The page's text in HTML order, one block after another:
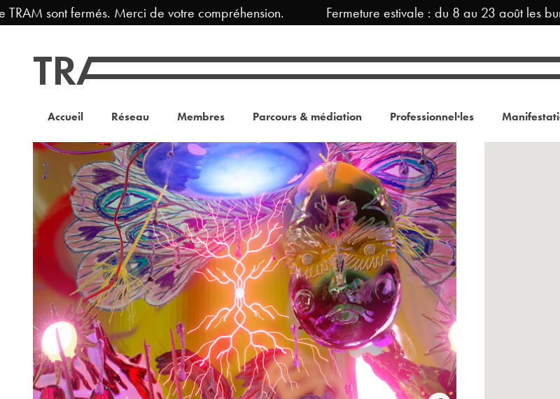
sont fermés. Merci de votre compréhension. Fermeture estivale : du 8 au 23 août les
Accueil Réseau Membres Parcours & médiation Professionnel·les